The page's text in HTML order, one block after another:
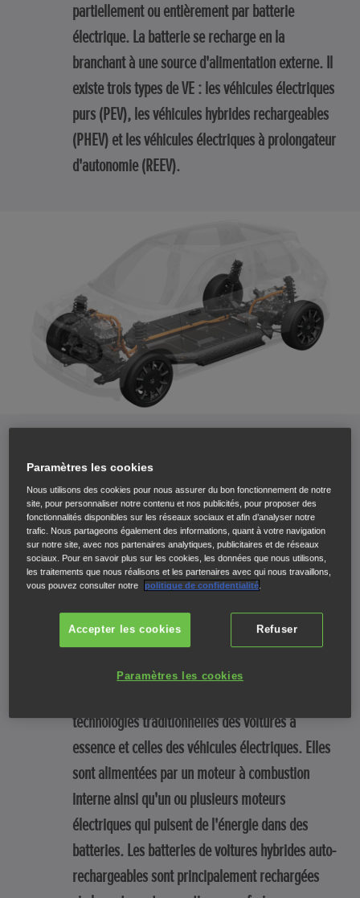
partiellement ou entièrement par batterie
électrique. La batterie se recharge en la
branchant à une source d'alimentation externe. Il
existe trois types de VE : les véhicules électriques
purs (PEV), les véhicules hybrides rechargeables
(PHEV) et les véhicules électriques à prolongateur
d'autonomie (REEV).
Quelle est la différence entre un
véhicule électrique, un véhicule
hybride et un véhicule hybride
rechargeable ?
Outre les véhicules électriques, il existe aussi des
véhicules hybrides rechargeables ou non. Alors
que les voitures électriques sont entièrement
technologies traditionnelles des voitures à
essence et celles des véhicules électriques. Elles
sont alimentées par un moteur à combustion
interne ainsi qu'un ou plusieurs moteurs
électriques qui puisent de l'énergie dans des
batteries. Les batteries de voitures hybrides auto-
rechargeables sont principalement rechargées
Paramètres les cookies
Nous utilisons des cookies pour nous assurer du bon fonctionnement de notre
site, pour personnaliser notre contenu et nos publicités, pour proposer des
fonctionnalités disponibles sur les réseaux sociaux et afin d’analyser notre
trafic. Nous partageons également des informations, quant à votre navigation
sur notre site, avec nos partenaires analytiques, publicitaires et de réseaux
sociaux. Pour en savoir plus sur les cookies, les données que nous utilisons,
les traitements que nous réalisons et les partenaires avec qui nous travaillons,
vous pouvez consulter notre
politique de confidentialité.
Refuser
Accepter les cookies
Paramètres les cookies